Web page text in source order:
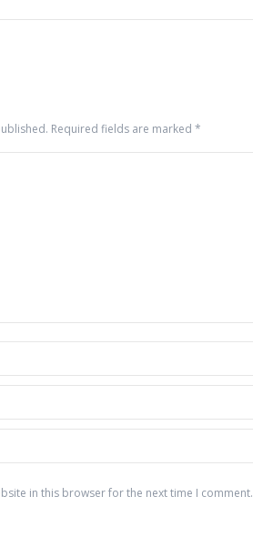
Required fields are marked *
in this browser for the next time I comment.